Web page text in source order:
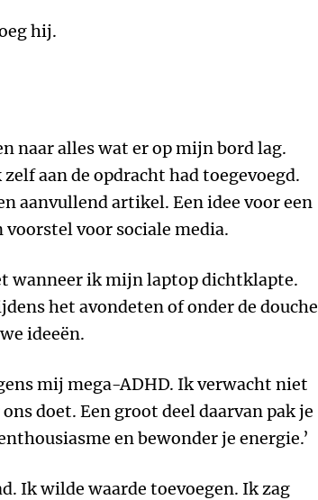
hij.
naar alles wat er op mijn bord lag.
aan de opdracht had toegevoegd.
aanvullend artikel. Een idee voor een
voorstel voor sociale media.
wanneer ik mijn laptop dichtklapte.
het avondeten of onder de douche
ideeën.
mij mega-ADHD. Ik verwacht niet
doet. Een groot deel daarvan pak je
en bewonder je energie.’
Ik wilde waarde toevoegen. Ik zag